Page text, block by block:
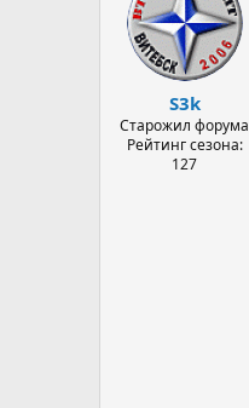
S3k
Старожил форума
Рейтинг сезона:
127